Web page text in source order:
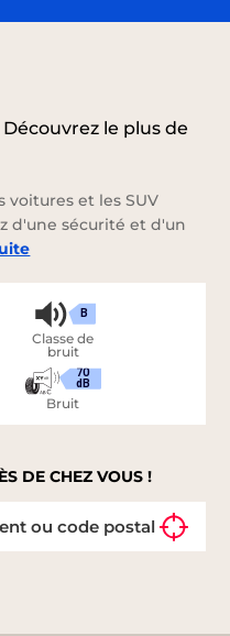
le plus de
et les SUV
d'une sécurité et d'un
B
Classe de
bruit
70
dB
Bruit
DE CHEZ VOUS !